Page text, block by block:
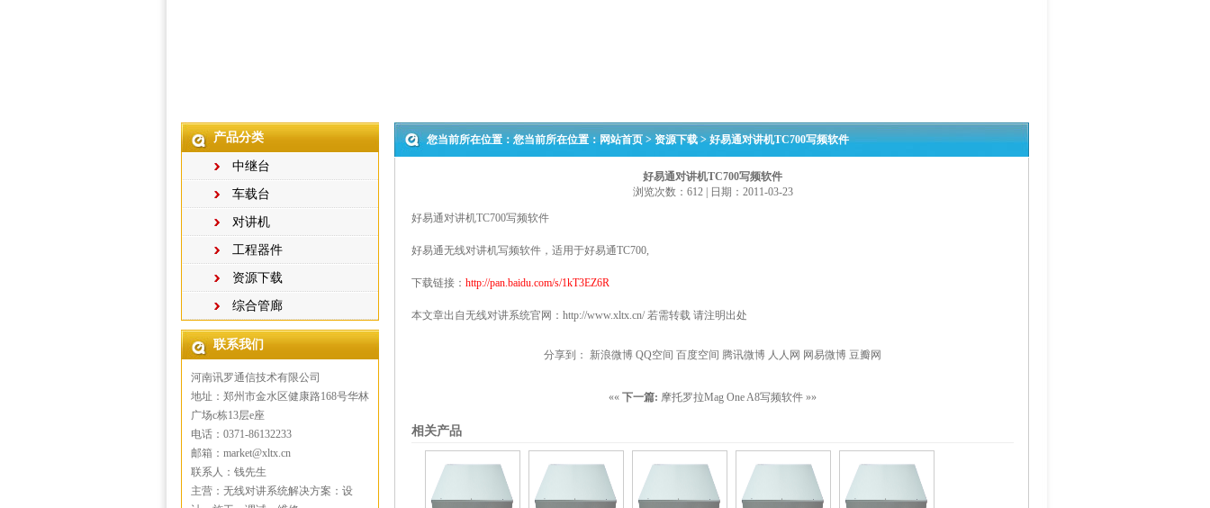
产品分类
中继台
车载台
对讲机
工程器件
资源下载
综合管廊
联系我们
河南讯罗通信技术有限公司
地址：郑州市金水区健康路168号华林
广场c栋13层e座
电话：0371-86132233
邮箱：market@xltx.cn
联系人：钱先生
主营：无线对讲系统解决方案：设
您当前所在位置：您当前所在位置：网站首页>资源下载> 好易通对讲机TC700写频软件
好易通对讲机TC700写频软件
浏览次数：612 | 日期：2011-03-23
好易通对讲机TC700写频软件
好易通无线对讲机写频软件，适用于好易通TC700,
下载链接： http://pan.baidu.com/s/1kT3EZ6R
本文章出自无线对讲系统官网： http://www.xltx.cn/若需转载 请注明出处
分享到： 新浪微博 QQ空间 百度空间 腾讯微博 人人网 网易微博 豆瓣网
«« 下一篇: 摩托罗拉Mag One A8写频软件 »»
相关产品